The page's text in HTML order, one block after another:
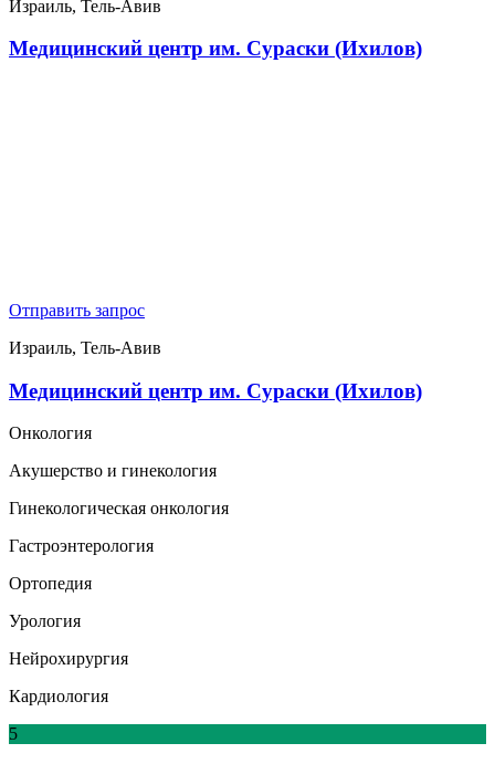
Израиль, Тель-Авив
Медицинский центр им. Сураски (Ихилов)
Отправить запрос
Израиль, Тель-Авив
Медицинский центр им. Сураски (Ихилов)
Онкология
Акушерство и гинекология
Гинекологическая онкология
Гастроэнтерология
Ортопедия
Урология
Нейрохирургия
Кардиология
5